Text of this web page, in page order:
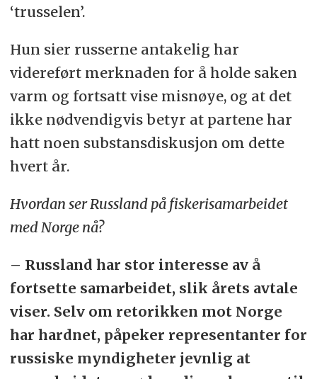
‘trusselen’.
Hun sier russerne antakelig har
videreført merknaden for å holde saken
varm og fortsatt vise misnøye, og at det
ikke nødvendigvis betyr at partene har
hatt noen substansdiskusjon om dette
hvert år.
Hvordan ser Russland på fiskerisamarbeidet
med Norge nå?
– Russland har stor interesse av å
fortsette samarbeidet, slik årets avtale
viser. Selv om retorikken mot Norge
har hardnet, påpeker representanter for
russiske myndigheter jevnlig at